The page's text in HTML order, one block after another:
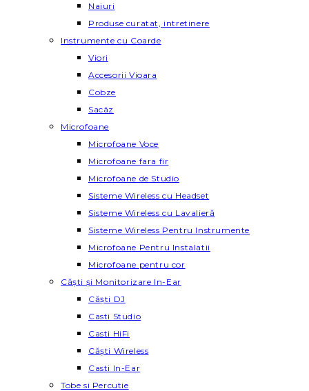
Naiuri
Produse curatat, intretinere
Instrumente cu Coarde
Viori
Accesorii Vioara
Cobze
Sacâz
Microfoane
Microfoane Voce
Microfoane fara fir
Microfoane de Studio
Sisteme Wireless cu Headset
Sisteme Wireless cu Lavalieră
Sisteme Wireless Pentru Instrumente
Microfoane Pentru Instalatii
Microfoane pentru cor
Căști și Monitorizare In-Ear
Căști DJ
Casti Studio
Casti HiFi
Căști Wireless
Casti In-Ear
Tobe si Percutie